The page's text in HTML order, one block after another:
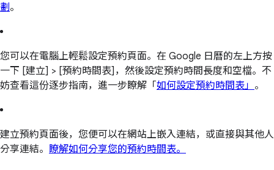
劃。
您可以在電腦上輕鬆設定預約頁面。在 Google 日曆的左上方按
一下 [建立] > [預約時間表]，然後設定預約時間長度和空檔。不
妨查看這份逐步指南，進一步瞭解「 如何設定預約時間表」 。
建立預約頁面後，您便可以在網站上嵌入連結，或直接與其他人
分享連結。 瞭解如何分享您的預約時間表。